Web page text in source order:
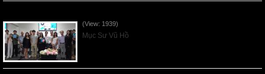
(View: 1939)
Mục Sư Vũ Hồ